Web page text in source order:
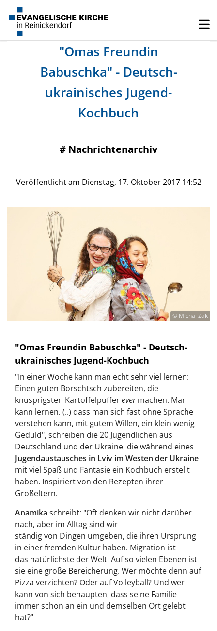
"Omas Freundin
Babuschka" - Deutsch-
ukrainisches Jugend-
Kochbuch
# Nachrichtenarchiv
Veröffentlicht am Dienstag, 17. Oktober 2017 14:52
© Michal Zak
"Omas Freundin Babuschka" - Deutsch-
ukrainisches Jugend-Kochbuch
"In einer Woche kann man echt sehr viel lernen:
Einen guten Borschtsch zubereiten, die
knusprigsten Kartoffelpufferevermachen. Man
kann lernen, (..) dass man sich fast ohne Sprache
verstehen kann, mit gutem Willen, ein klein wenig
Geduld", schreiben die 20 Jugendlichen aus
Deutschland und der Ukraine, die während eines
Jugendaustausches in Lviv im Westen der Ukraine
mit viel Spaß und Fantasie ein Kochbuch erstellt
haben. Inspiriert von den Rezepten ihrer
Großeltern.
Anamika schreibt: "Oft denken wir nicht darüber
nach, aber im Alltag sind wir
ständig von Dingen umgeben, die ihren Ursprung
in einer fremden Kultur haben. Migration ist
das natürlichste der Welt. Auf so vielen Ebenen ist
sie eine große Bereicherung. Wer möchte denn auf
Pizza verzichten? Oder auf Volleyball? Und wer
kann von sich behaupten, dass seine Familie
immer schon an ein und demselben Ort gelebt
hat?"